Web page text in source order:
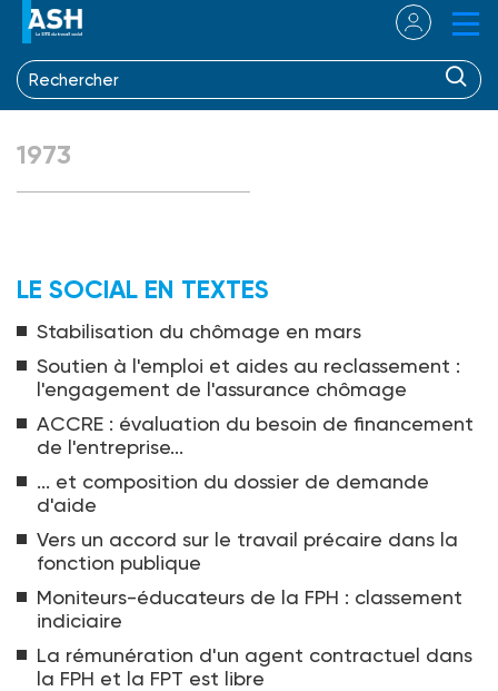
1973
LE SOCIAL EN TEXTES
Stabilisation du chômage en mars
Soutien à l'emploi et aides au reclassement :
l'engagement de l'assurance chômage
ACCRE : évaluation du besoin de financement
de l'entreprise...
... et composition du dossier de demande
d'aide
Vers un accord sur le travail précaire dans la
fonction publique
Moniteurs-éducateurs de la FPH : classement
indiciaire
La rémunération d'un agent contractuel dans
la FPH et la FPT est libre